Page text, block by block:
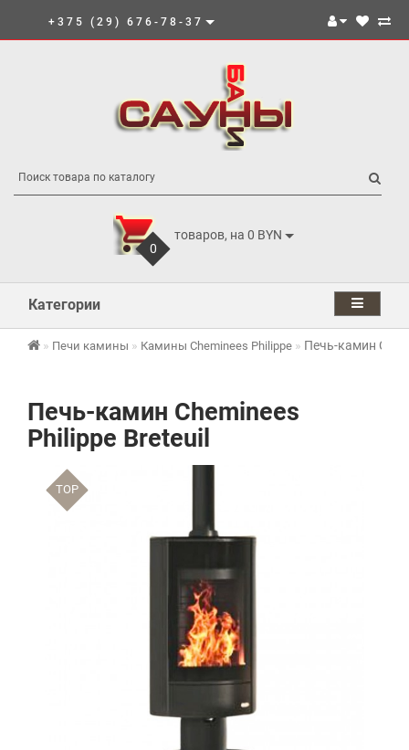
+375 (29) 676-78-37
0
товаров, на 0 BYN
Категории
Печи камины Камины Cheminees Philippe Печь-камин
Печь-камин Cheminees
Philippe Breteuil
TOP